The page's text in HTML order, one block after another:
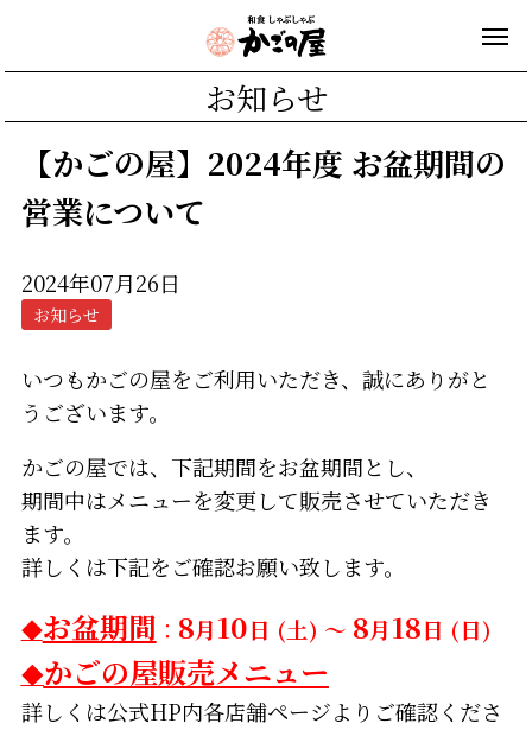
お知らせ
【かごの屋】2024年度 お盆期間の
営業について
2024年07月26日
お知らせ
いつもかごの屋をご利用いただき、誠にありがと
うございます。
かごの屋では、下記期間をお盆期間とし、
期間中はメニューを変更して販売させていただき
ます。
詳しくは下記をご確認お願い致します。
◆お盆期間 ： 8月10日 (土) ～ 8月18日 (日)
◆かごの屋販売メニュー
詳しくは公式HP内各店舗ページよりご確認くださ